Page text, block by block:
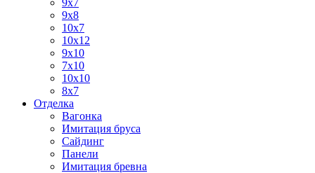
9х8
10х7
10x12
9x10
7x10
10x10
8х7
Отделка
Вагонка
Имитация бруса
Сайдинг
Панели
Имитация бревна